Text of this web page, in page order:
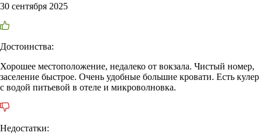
30 сентября 2025
Достоинства:
Хорошее местоположение, недалеко от вокзала. Чистый номер,
заселение быстрое. Очень удобные большие кровати. Есть кулер
с водой питьевой в отеле и микроволновка.
Недостатки: